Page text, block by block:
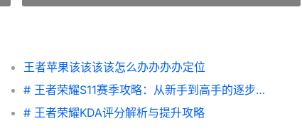
王者苹果该该该该怎么办办办办定位
# 王者荣耀S11赛季攻略：从新手到高手的逐步指南
# 王者荣耀KDA评分解析与提升攻略